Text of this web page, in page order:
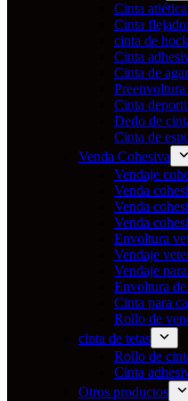
Cinta atlética
Cinta
cinta de
Cinta
Cinta de
Preenvoltura
Cinta
Dedo de
Cinta de
Venda Cohesiva
Vendaje
Venda
Venda
Venda
Envoltura
Vendaje
Vendaje
Envoltura de
Cinta para
Rollo de
cinta de tetas
Rollo de
Cinta
Otros productos